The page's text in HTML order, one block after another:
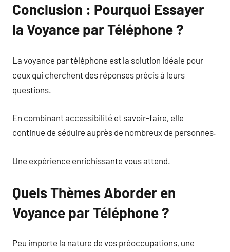
Conclusion : Pourquoi Essayer
la Voyance par Téléphone ?
La voyance par téléphone est la solution idéale pour
ceux qui cherchent des réponses précis à leurs
questions.
En combinant accessibilité et savoir-faire, elle
continue de séduire auprès de nombreux de personnes.
Une expérience enrichissante vous attend.
Quels Thèmes Aborder en
Voyance par Téléphone ?
Peu importe la nature de vos préoccupations, une